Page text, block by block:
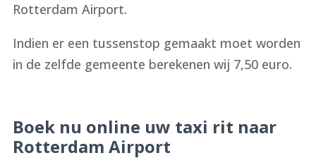
Rotterdam Airport.
Indien er een tussenstop gemaakt moet worden
in de zelfde gemeente berekenen wij 7,50 euro.
Boek nu online uw taxi rit naar
Rotterdam Airport